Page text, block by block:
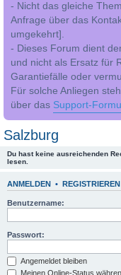
- Nicht das gleiche
Anfrage über das
umgekehrt].
- Dieses Forum dient
und nicht als Ersatz für
Garantiefälle oder
Für solche Anliegen
über das Support-
Salzburg
Du hast keine ausreichenden
lesen.
ANMELDEN • REGISTRIEREN
Benutzername:
Passwort:
Angemeldet bleiben
Meinen Online-Status